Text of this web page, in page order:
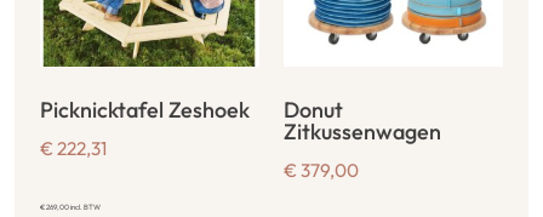
Picknicktafel Zeshoek
€ 222,31
€269,00incl. BTW
Donut
Zitkussenwagen
€ 379,00